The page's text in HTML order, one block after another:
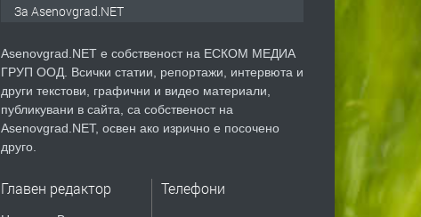
За Asenovgrad.NET
Asenovgrad.NET е собственост на ЕСКОМ МЕДИА
ГРУП ООД. Всички статии, репортажи, интервюта и
други текстови, графични и видео материали,
публикувани в сайта, са собственост на
Asenovgrad.NET, освен ако изрично е посочено
друго.
Главен редактор Телефони